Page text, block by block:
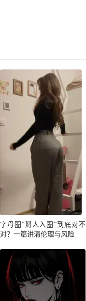
字母圈“掰人入圈”到底对不
对？一篇讲清伦理与风险